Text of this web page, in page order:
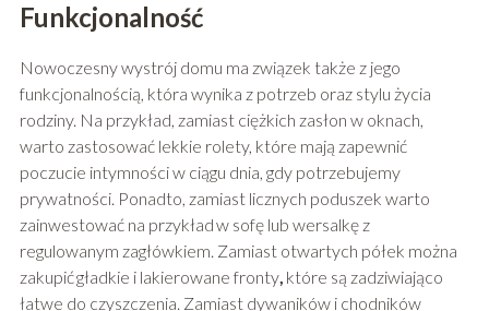
Funkcjonalność
Nowoczesny wystrój domu ma związek także z jego
funkcjonalnością, która wynika z potrzeb oraz stylu życia
rodziny. Na przykład, zamiast ciężkich zasłon w oknach,
warto zastosować lekkie rolety, które mają zapewnić
poczucie intymności w ciągu dnia, gdy potrzebujemy
prywatności. Ponadto, zamiast licznych poduszek warto
zainwestować na przykład w sofę lub wersalkę z
regulowanym zagłówkiem. Zamiast otwartych półek można
zakupićgładkie i lakierowane fronty, które są zadziwiająco
łatwe do czyszczenia. Zamiast dywaników i chodników